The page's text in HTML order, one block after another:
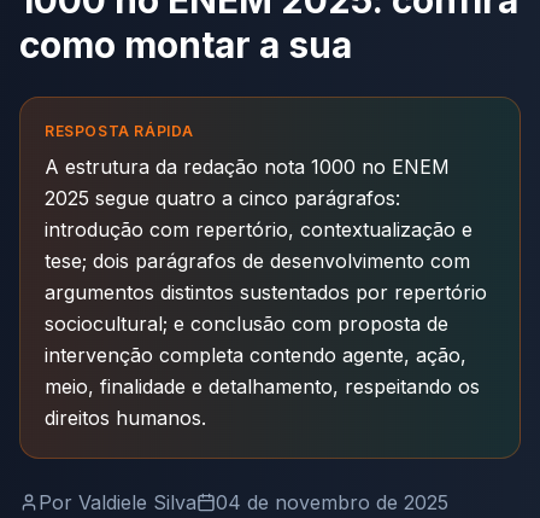
como montar a sua
RESPOSTA RÁPIDA
A estrutura da redação nota 1000 no ENEM
2025 segue quatro a cinco parágrafos:
introdução com repertório, contextualização e
tese; dois parágrafos de desenvolvimento com
argumentos distintos sustentados por repertório
sociocultural; e conclusão com proposta de
intervenção completa contendo agente, ação,
meio, finalidade e detalhamento, respeitando os
direitos humanos.
Por Valdiele Silva
04 de novembro de 2025